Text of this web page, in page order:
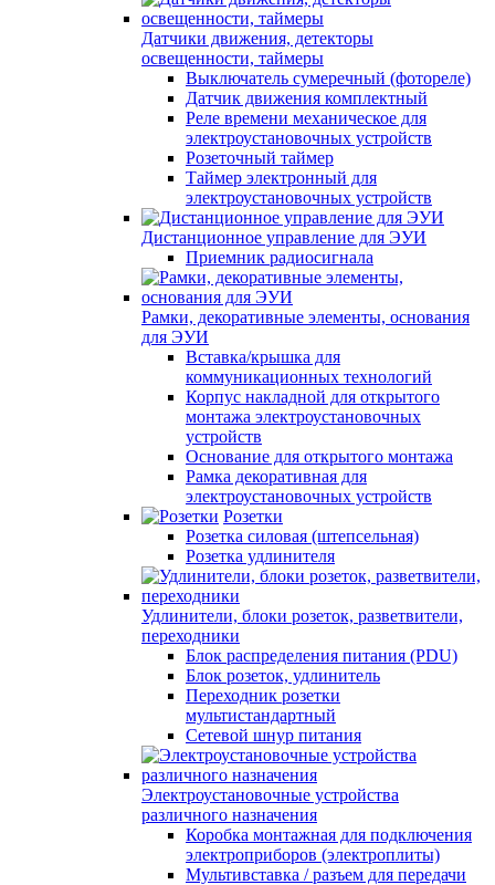
Датчики движения, детекторы
освещенности, таймеры
Выключатель сумеречный (фотореле)
Датчик движения комплектный
Реле времени механическое для
электроустановочных устройств
Розеточный таймер
Таймер электронный для
электроустановочных устройств
Дистанционное управление для ЭУИ
Приемник радиосигнала
Рамки, декоративные элементы, основания
для ЭУИ
Вставка/крышка для
коммуникационных технологий
Корпус накладной для открытого
монтажа электроустановочных
устройств
Основание для открытого монтажа
Рамка декоративная для
электроустановочных устройств
Розетки
Розетка силовая (штепсельная)
Розетка удлинителя
Удлинители, блоки розеток, разветвители,
переходники
Блок распределения питания (PDU)
Блок розеток, удлинитель
Переходник розетки
мультистандартный
Сетевой шнур питания
Электроустановочные устройства
различного назначения
Коробка монтажная для подключения
электроприборов (электроплиты)
Мультивставка / разъем для передачи